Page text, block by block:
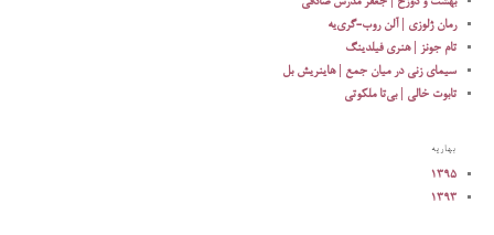
رمان ژلوزی | آلن روب-گری‌یه‌
تام جونز | هنری فیلدینگ
سیمای زنی در میان جمع | هاینریش بل
تابوت‌ خالی‌ | بی‌تا ملکوتی‌
بهاریه
۱۳۹۵
۱۳۹۳